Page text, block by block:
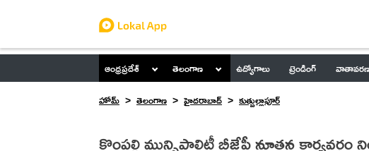
ఆంధ్రప్రదేశ్ తెలంగాణ ఉద్యోగాలు ట్రెండింగ్
హోమ్
తెలంగాణ హైదరాబాద్ కుత్బుల్లాపూర్
కొంపల్లి మున్సిపాలిటీ బీజేపీ నూతన